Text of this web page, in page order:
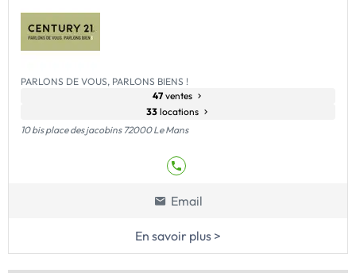
PARLONS DE VOUS, PARLONS BIENS !
47ventes
33locations
10 bis place des jacobins 72000 Le Mans
Email
En savoir plus >